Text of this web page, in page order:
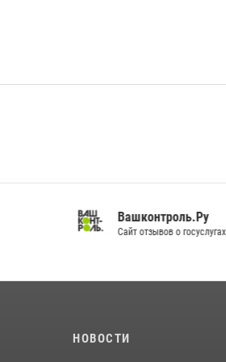
Вашконтроль.Ру
Сайт отзывов о госуслугах
НОВОСТИ